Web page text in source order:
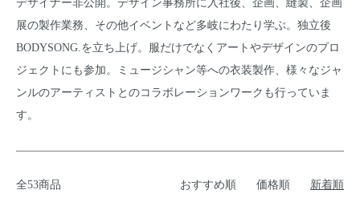
デザイナー非公開。デザイン事務所に入社後、企画、縫製、企画
展の製作業務、その他イベントなど多岐にわたり学ぶ。独立後
BODYSONG.を立ち上げ。服だけでなくアートやデザインのプロ
ジェクトにも参加。ミュージシャン等への衣装製作、様々なジャ
ンルのアーティストとのコラボレーションワークも行っていま
す。
全53商品 おすすめ順 価格順 新着順